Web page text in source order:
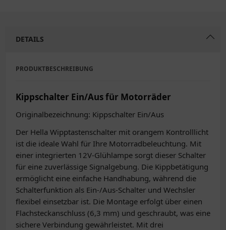
DETAILS
PRODUKTBESCHREIBUNG
Kippschalter Ein/Aus für Motorräder
Originalbezeichnung: Kippschalter Ein/Aus
Der Hella Wipptastenschalter mit orangem Kontrolllicht
ist die ideale Wahl für Ihre Motorradbeleuchtung. Mit
einer integrierten 12V-Glühlampe sorgt dieser Schalter
für eine zuverlässige Signalgebung. Die Kippbetätigung
ermöglicht eine einfache Handhabung, während die
Schalterfunktion als Ein-/Aus-Schalter und Wechsler
flexibel einsetzbar ist. Die Montage erfolgt über einen
Flachsteckanschluss (6,3 mm) und geschraubt, was eine
sichere Verbindung gewährleistet. Mit drei